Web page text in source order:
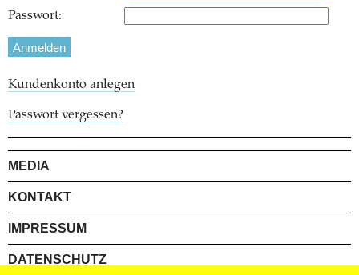
Passwort:
Kundenkonto anlegen
Passwort vergessen?
MEDIA
KONTAKT
IMPRESSUM
DATENSCHUTZ